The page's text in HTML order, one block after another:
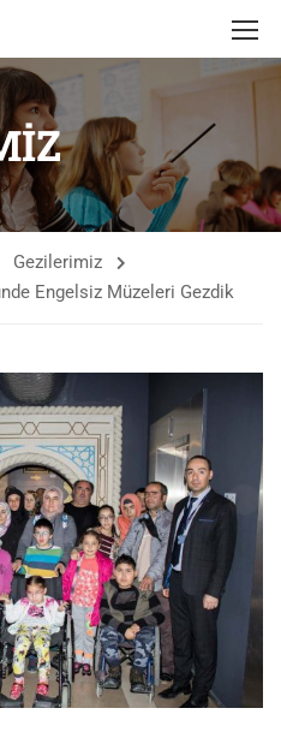
Gezilerimiz
Engelsiz Müzeleri Gezdik